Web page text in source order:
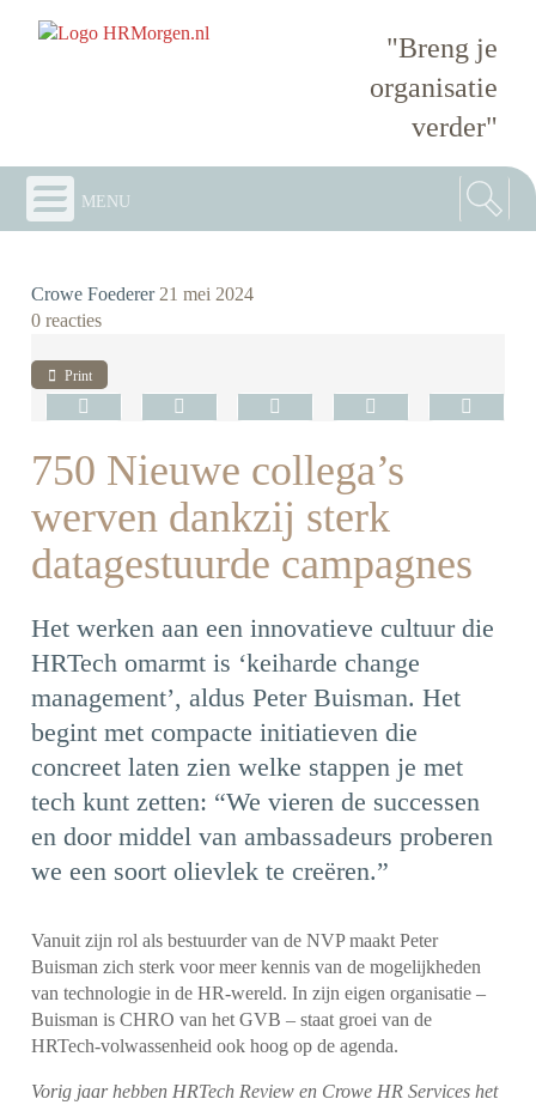
"Breng je
organisatie
verder"
menu
Crowe Foederer 21 mei 2024
0 reacties
Print
750 Nieuwe collega’s
werven dankzij sterk
datagestuurde campagnes
Het werken aan een innovatieve cultuur die
HRTech omarmt is ‘keiharde change
management’, aldus Peter Buisman. Het
begint met compacte initiatieven die
concreet laten zien welke stappen je met
tech kunt zetten: “We vieren de successen
en door middel van ambassadeurs proberen
we een soort olievlek te creëren.”
Vanuit zijn rol als bestuurder van de NVP maakt Peter
Buisman zich sterk voor meer kennis van de mogelijkheden
van technologie in de HR-wereld. In zijn eigen organisatie –
Buisman is CHRO van het GVB – staat groei van de
HRTech-volwassenheid ook hoog op de agenda.
Vorig jaar hebben HRTech Review en Crowe HR Services het